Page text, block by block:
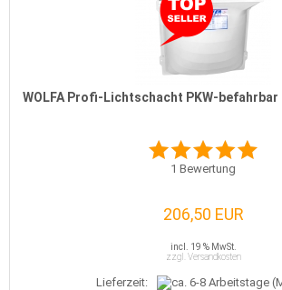
WOLFA Profi-Lichtschacht PKW-befahrbar
1 Bewertung
206,50 EUR
incl. 19 % MwSt.
zzgl. Versandkosten
Lieferzeit: